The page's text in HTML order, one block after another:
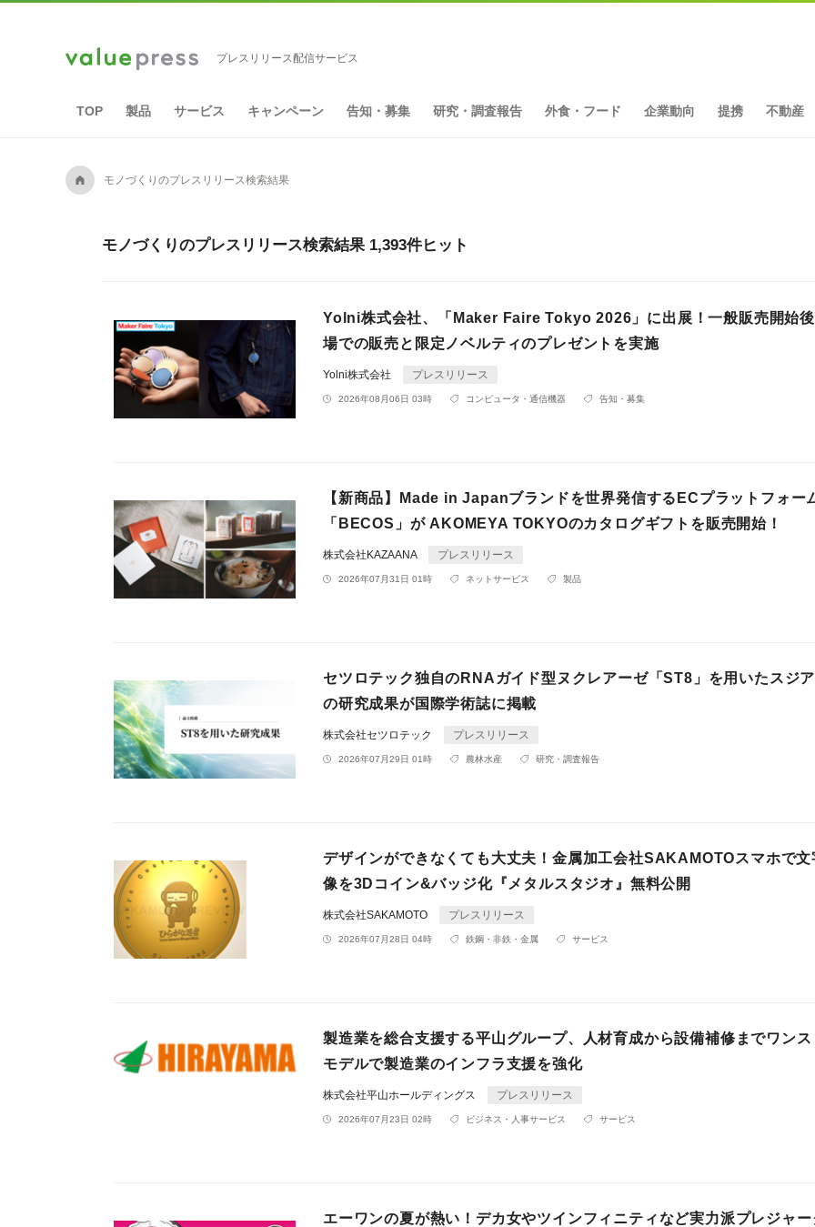
プレスリリース配信サービス
TOP 製品 サービス キャンペーン 告知・募集 研究・調査報告 外食・フード 企業動向 提携 不動産
A モノづくりのプレスリリース検索結果
モノづくりのプレスリリース検索結果 1,393件ヒット
Yolni株式会社、「Maker Faire Tokyo 2026」に出展！一般販売開始
場での販売と限定ノベルティのプレゼントを実施
Yolni株式会社 プレスリリース
2026年08月06日 03時 コンピュータ・通信機器 告知・募集
【新商品】Made in Japanブランドを世界発信するECプラットフォー
「BECOS」が AKOMEYA TOKYOのカタログギフトを販売開始！
株式会社KAZAANA プレスリリース
2026年07月31日 01時 ネットサービス 製品
セツロテック独自のRNAガイド型ヌクレアーゼ「ST8」を用いたスジ
の研究成果が国際学術誌に掲載
株式会社セツロテック プレスリリース
2026年07月29日 01時 農林水産 研究・調査報告
デザインができなくても大丈夫！金属加工会社SAKAMOTOスマホで文
像を3Dコイン&バッジ化『メタルスタジオ』無料公開
株式会社SAKAMOTO プレスリリース
2026年07月28日 04時 鉄鋼・非鉄・金属 サービス
製造業を総合支援する平山グループ、人材育成から設備補修までワン
モデルで製造業のインフラ支援を強化
株式会社平山ホールディングス プレスリリース
2026年07月23日 02時 ビジネス・人事サービス サービス
エーワンの夏が熱い！デカ女やツインフィニティなど実力派プレジャ